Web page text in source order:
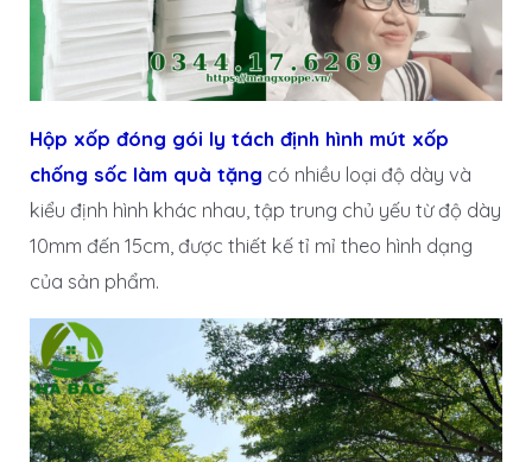
Hộp xốp đóng gói ly tách định hình mút xốp
chống sốc làm quà tặng có nhiều loại độ dày và
kiểu định hình khác nhau, tập trung chủ yếu từ độ dày
10mm đến 15cm, được thiết kế tỉ mỉ theo hình dạng
của sản phẩm.